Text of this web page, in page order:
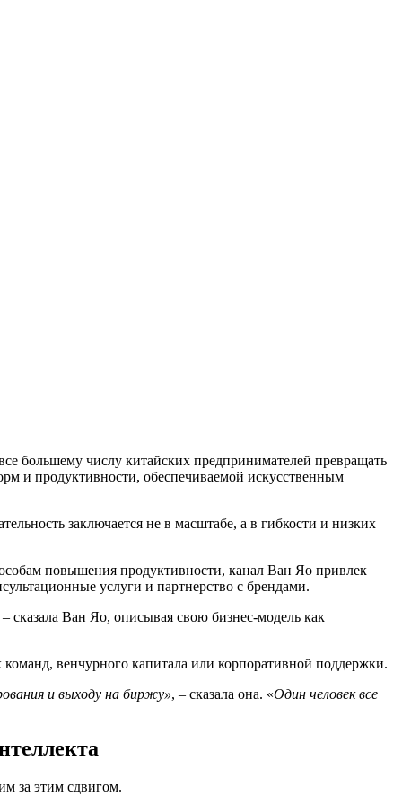
большему числу китайских предпринимателей превращать
и продуктивности, обеспечиваемой искусственным
заключается не в масштабе, а в гибкости и низких
повышения продуктивности, канал Ван Яо привлек
услуги и партнерство с брендами.
– сказала Ван Яо, описывая свою бизнес-модель как
венчурного капитала или корпоративной поддержки.
и выходу на биржу», – сказала она. «Один человек все
за этим сдвигом.